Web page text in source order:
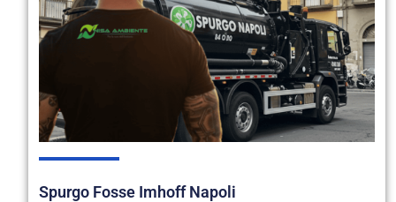
Spurgo Fosse Imhoff Napoli